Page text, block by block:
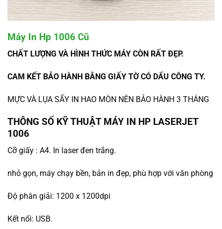
Máy In Hp 1006 Cũ
CHẤT LƯỢNG VÀ HÌNH THỨC MÁY CÒN RẤT ĐẸP.
CAM KẾT BẢO HÀNH BẰNG GIẤY TỜ CÓ DẤU CÔNG TY.
MỰC VÀ LỤA SẤY IN HAO MÒN NÊN BẢO HÀNH 3 THÁNG
THÔNG SỐ KỸ THUẬT MÁY IN HP LASERJET
1006
Cỡ giấy : A4. In laser đen trắng.
nhỏ gọn, máy chạy bền, bản in đẹp, phù hợp với văn phòng
Độ phân giải: 1200 x 1200dpi
Kết nối: USB.